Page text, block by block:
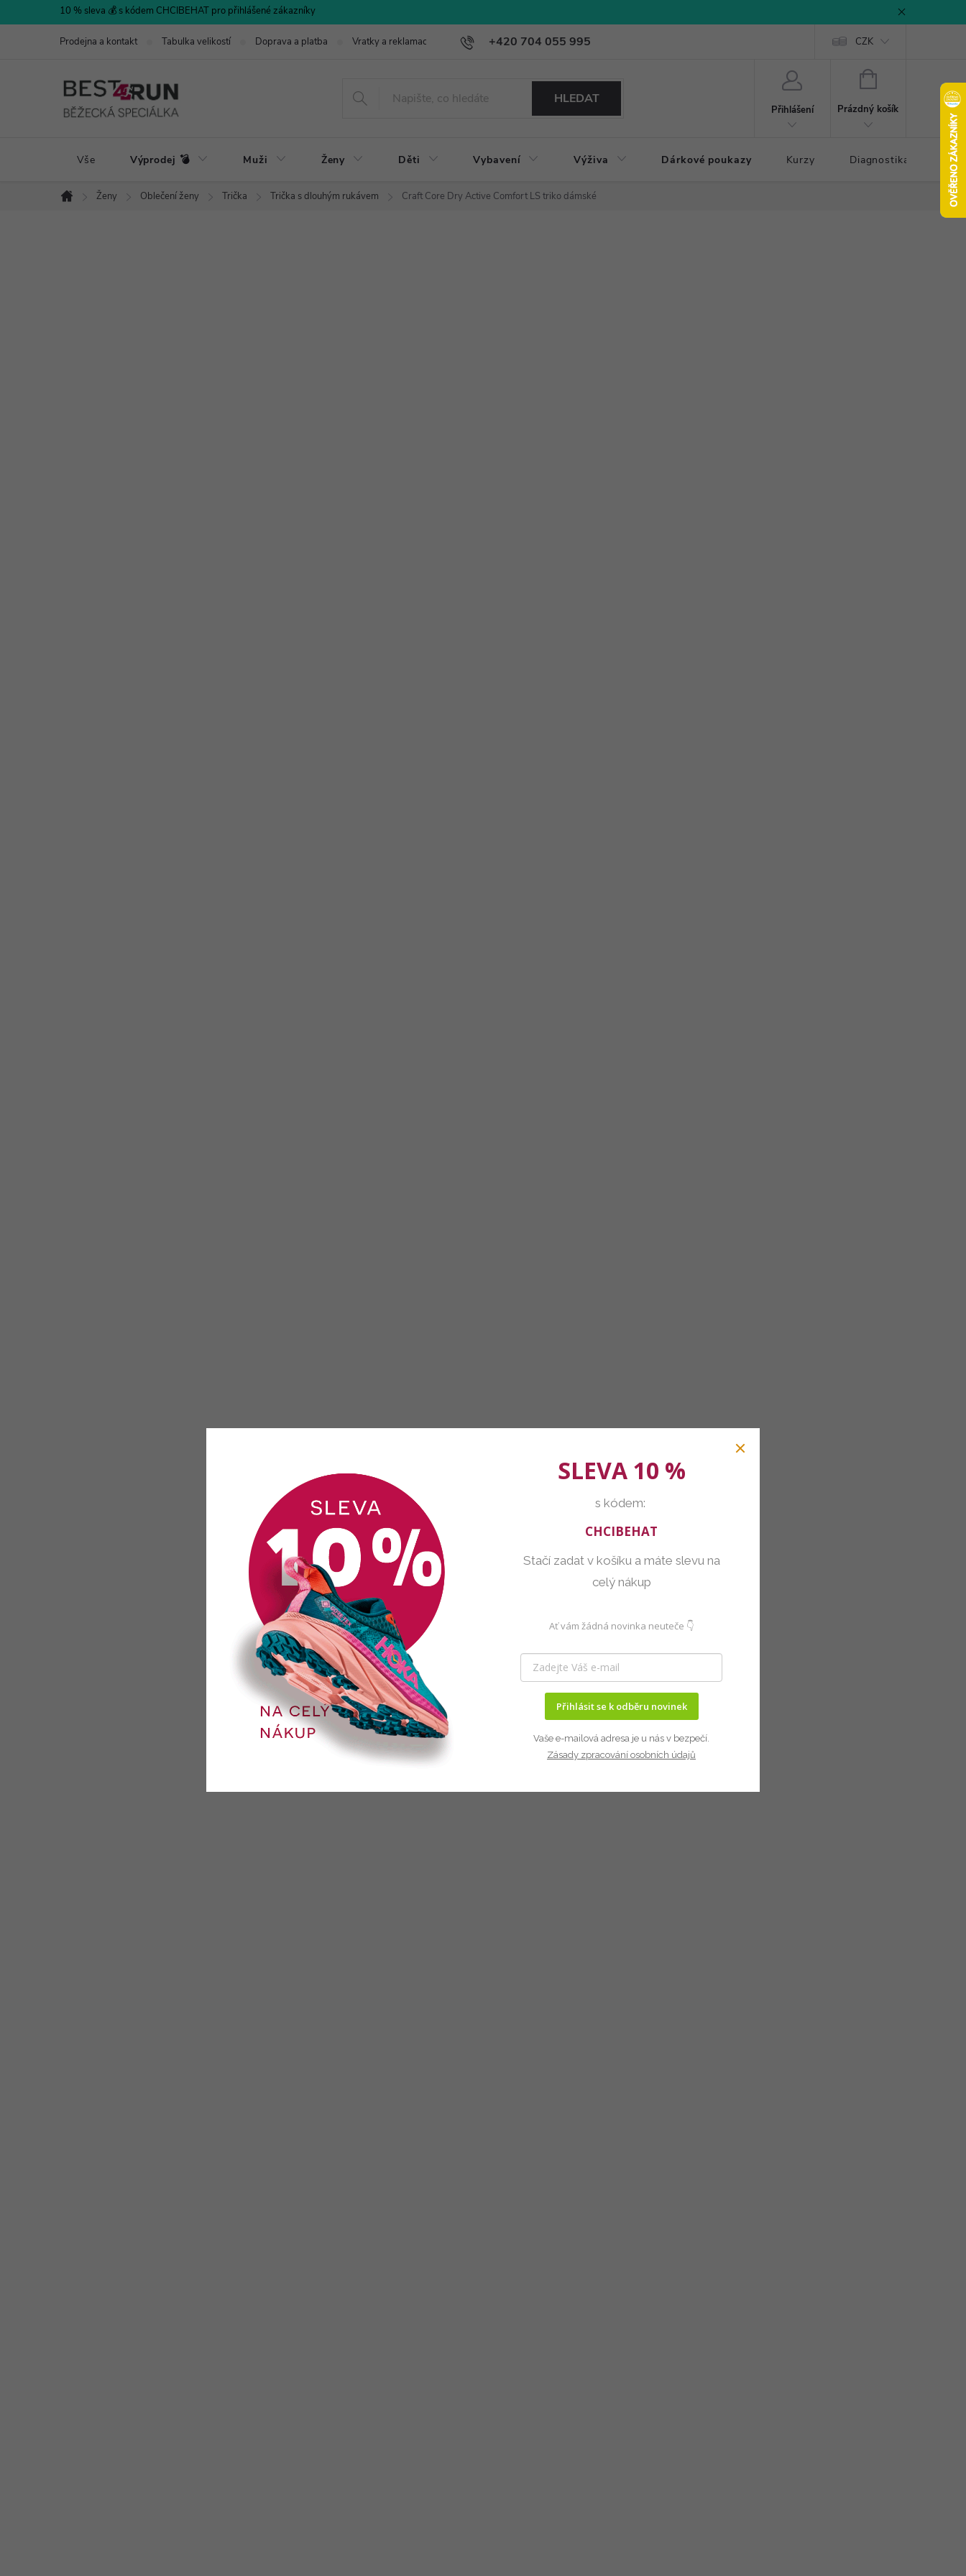
na
10 % sleva 💰 s kódem CHCIBEHAT pro přihlášené zákazníky
+420 704 055 995
Prodejna a kontakt Tabulka velikostí Doprava a platba Vratky a reklamace CZK
HLEDAT
Přihlášení
NÁKUPNÍ
Prázdný košík
Vše Výprodej 💣 Muži Ženy Děti Vybavení Výživa Dárkové poukazy Kurzy Diagnostika došlapu
Domů
Ženy Oblečení ženy Trička Trička s dlouhým rukávem Craft Core Dry Active Comfort LS triko dámské
SLEVA 10 %
s kódem:
CHCIBEHAT
Stačí zadat v košíku a máte slevu na
celý nákup
Ať vám žádná novinka neuteče 👇
Přihlásit se k odběru novinek
Vaše e-mailová adresa je u nás v bezpečí.
Zásady zpracování osobních údajů